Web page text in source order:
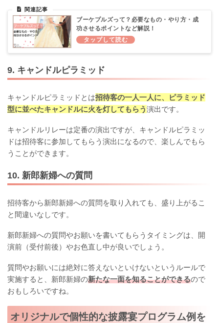
ブーケプルズって？必要なもの・やり方・成
功させるポイントなど解説！
9. キャンドルピラミッド
キャンドルピラミッドとは招待客の一人一人に、ピラミッド
型に並べたキャンドルに火を灯してもらう演出です。
キャンドルリレーは定番の演出ですが、キャンドルピラミッ
ドは招待客に参加してもらう演出になるので、楽しんでもら
うことができます。
10. 新郎新婦への質問
招待客から新郎新婦への質問を取り入れても、盛り上がるこ
と間違いなしです。
新郎新婦への質問やお願いを書いてもらうタイミングは、開
演前（受付前後）やお色直し中が良いでしょう。
質問やお願いには絶対に答えないといけないというルールで
実施すると、新郎新婦の新たな一面を知ることができるので
おもしろいですね。
オリジナルで個性的な披露宴プログラム例を